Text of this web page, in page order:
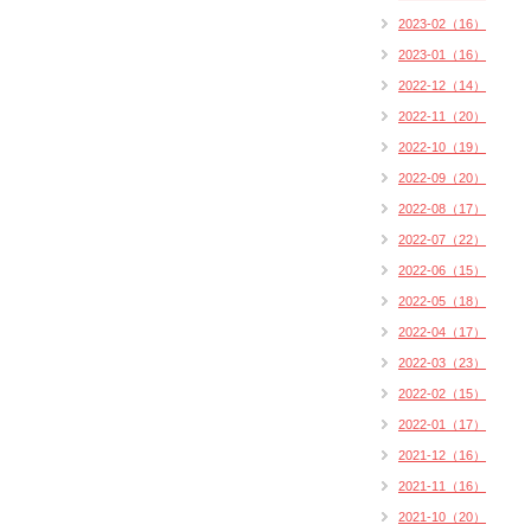
2023-02（16）
2023-01（16）
2022-12（14）
2022-11（20）
2022-10（19）
2022-09（20）
2022-08（17）
2022-07（22）
2022-06（15）
2022-05（18）
2022-04（17）
2022-03（23）
2022-02（15）
2022-01（17）
2021-12（16）
2021-11（16）
2021-10（20）